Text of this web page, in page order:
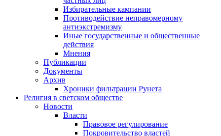
Избирательные кампании
Противодействие неправомерному
антиэкстремизму
Иные государственные и общественные
действия
Мнения
Публикации
Документы
Архив
Хроники фильтрации Рунета
Религия в светском обществе
Новости
Власти
Правовое регулирование
Покровительство властей